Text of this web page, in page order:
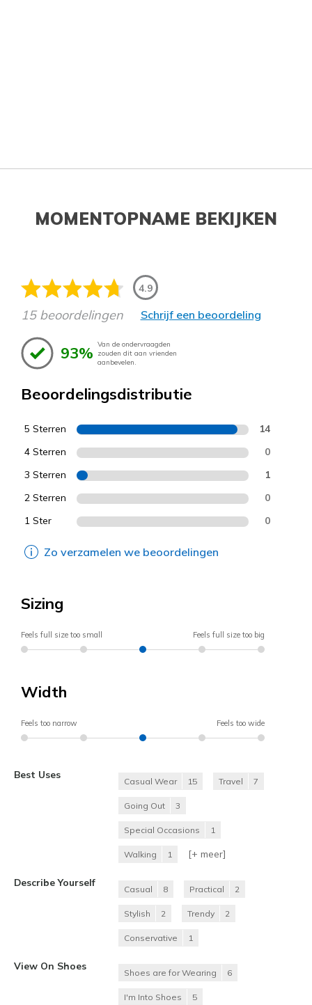
MOMENTOPNAME BEKIJKEN
4.9
15 beoordelingen Schrijf een beoordeling
93% Van de ondervraagden
zouden dit aan vrienden
aanbevelen.
Beoordelingsdistributie
5 Sterren 14
4 Sterren 0
3 Sterren 1
2 Sterren 0
1 Ster 0
Zo verzamelen we beoordelingen
Sizing
Feels full size too small Feels full size too big
Width
Feels too narrow Feels too wide
Best Uses
Casual Wear 15 Travel 7
Going Out 3
Special Occasions 1
Walking 1 [+ meer]
Describe Yourself
Casual 8 Practical 2
Stylish 2 Trendy 2
Conservative 1
View On Shoes
Shoes are for Wearing 6
I'm Into Shoes 5